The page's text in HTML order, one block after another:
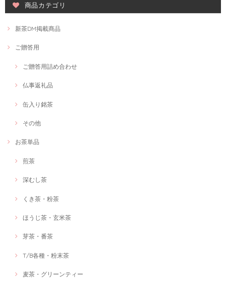
商品カテゴリ
新茶DM掲載商品
ご贈答用
ご贈答用詰め合わせ
仏事返礼品
缶入り銘茶
その他
お茶単品
煎茶
深むし茶
くき茶・粉茶
ほうじ茶・玄米茶
芽茶・番茶
T/B各種・粉末茶
麦茶・グリーンティー